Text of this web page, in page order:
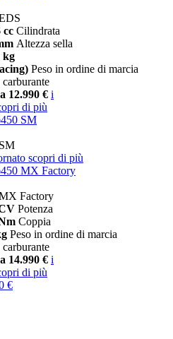
cc Cilindrata
Altezza sella
kg
Peso in ordine di marcia
carburante
12.990 € i
di più
SM
scopri di più
MX Factory
Factory
Potenza
Coppia
Peso in ordine di marcia
carburante
14.990 € i
di più
€